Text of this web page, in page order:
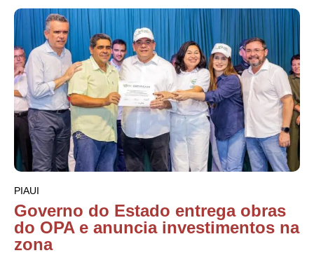
PIAUI
Governo do Estado entrega obras
do OPA e anuncia investimentos na
zona